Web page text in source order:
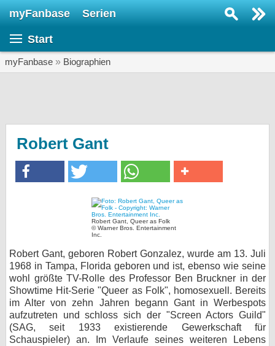
myFanbase Serien
Start
myFanbase » Biographien
Robert Gant
Robert Gant, Queer as Folk
© Warner Bros. Entertainment
Inc.
Robert Gant, geboren Robert Gonzalez, wurde am 13. Juli
1968 in Tampa, Florida geboren und ist, ebenso wie seine
wohl größte TV-Rolle des Professor Ben Bruckner in der
Showtime Hit-Serie "Queer as Folk", homosexuell. Bereits
im Alter von zehn Jahren begann Gant in Werbespots
aufzutreten und schloss sich der "Screen Actors Guild"
(SAG, seit 1933 existierende Gewerkschaft für
Schauspieler) an. Im Verlaufe seines weiteren Lebens
Veranstaltungen
KULTUR
Specials
SERVICE
Forum
bei X
bei Facebook